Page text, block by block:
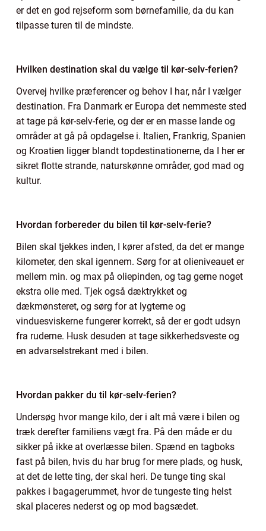
er det en god rejseform som børnefamilie, da du kan
tilpasse turen til de mindste.
Hvilken destination skal du vælge til kør-selv-ferien?
Overvej hvilke præferencer og behov I har, når I vælger
destination. Fra Danmark er Europa det nemmeste sted
at tage på kør-selv-ferie, og der er en masse lande og
områder at gå på opdagelse i. Italien, Frankrig, Spanien
og Kroatien ligger blandt topdestinationerne, da I her er
sikret flotte strande, naturskønne områder, god mad og
kultur.
Hvordan forbereder du bilen til kør-selv-ferie?
Bilen skal tjekkes inden, I kører afsted, da det er mange
kilometer, den skal igennem. Sørg for at olieniveauet er
mellem min. og max på oliepinden, og tag gerne noget
ekstra olie med. Tjek også dæktrykket og
dækmønsteret, og sørg for at lygterne og
vinduesviskerne fungerer korrekt, så der er godt udsyn
fra ruderne. Husk desuden at tage sikkerhedsveste og
en advarselstrekant med i bilen.
Hvordan pakker du til kør-selv-ferien?
Undersøg hvor mange kilo, der i alt må være i bilen og
træk derefter familiens vægt fra. På den måde er du
sikker på ikke at overlæsse bilen. Spænd en tagboks
fast på bilen, hvis du har brug for mere plads, og husk,
at det de lette ting, der skal heri. De tunge ting skal
pakkes i bagagerummet, hvor de tungeste ting helst
skal placeres nederst og op mod bagsædet.